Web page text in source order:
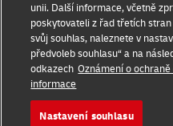
unii. Další informace, včetně
poskytovateli z řad třetích
svůj souhlas, naleznete v
předvoleb souhlasu“ a na
odkazech Oznámení o
informace
Nastavení souhlasu